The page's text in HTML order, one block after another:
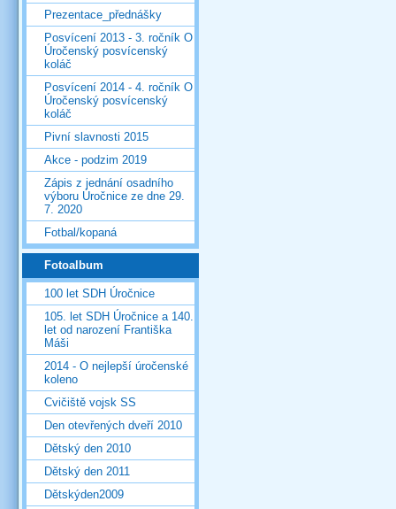
Prezentace_přednášky
Posvícení 2013 - 3. ročník O
Úročenský posvícenský
koláč
Posvícení 2014 - 4. ročník O
Úročenský posvícenský
koláč
Pivní slavnosti 2015
Akce - podzim 2019
Zápis z jednání osadního
výboru Úročnice ze dne 29.
7. 2020
Fotbal/kopaná
Fotoalbum
100 let SDH Úročnice
105. let SDH Úročnice a 140.
let od narození Františka
Máši
2014 - O nejlepší úročenské
koleno
Cvičiště vojsk SS
Den otevřených dveří 2010
Dětský den 2010
Dětský den 2011
Dětskýden2009